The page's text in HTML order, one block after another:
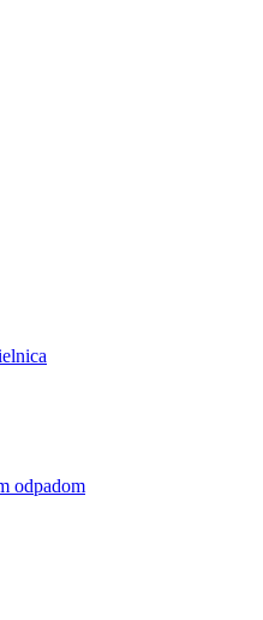
odpadom